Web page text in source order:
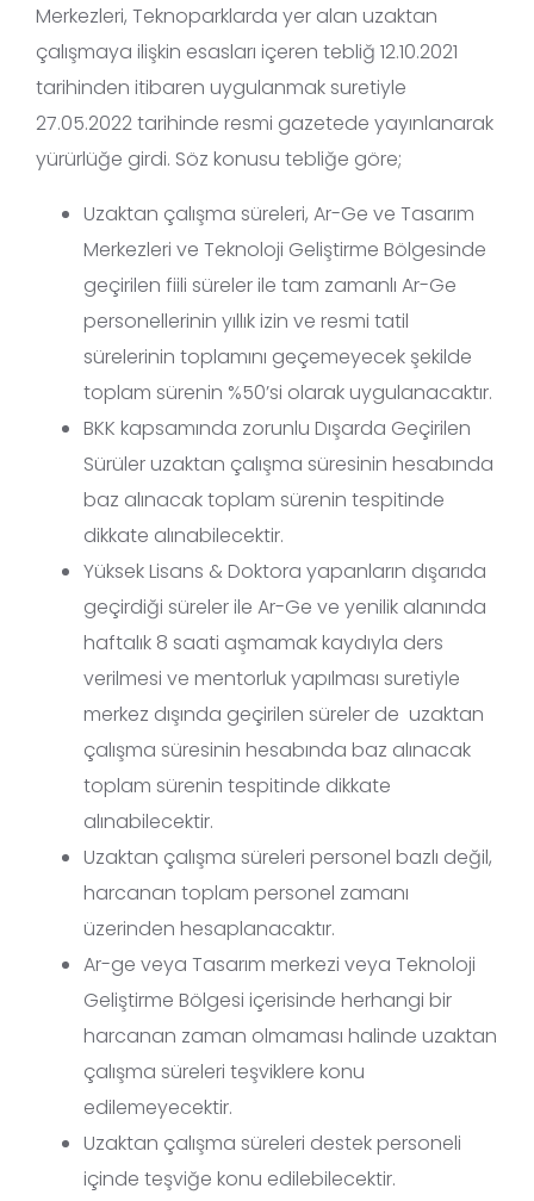
Merkezleri, Teknoparklarda yer alan uzaktan
çalışmaya ilişkin esasları içeren tebliğ 12.10.2021
tarihinden itibaren uygulanmak suretiyle
27.05.2022 tarihinde resmi gazetede yayınlanarak
yürürlüğe girdi. Söz konusu tebliğe göre;
Uzaktan çalışma süreleri, Ar-Ge ve Tasarım
Merkezleri ve Teknoloji Geliştirme Bölgesinde
geçirilen fiili süreler ile tam zamanlı Ar-Ge
personellerinin yıllık izin ve resmi tatil
sürelerinin toplamını geçemeyecek şekilde
toplam sürenin %50’si olarak uygulanacaktır.
BKK kapsamında zorunlu Dışarda Geçirilen
Sürüler uzaktan çalışma süresinin hesabında
baz alınacak toplam sürenin tespitinde
dikkate alınabilecektir.
Yüksek Lisans & Doktora yapanların dışarıda
geçirdiği süreler ile Ar-Ge ve yenilik alanında
haftalık 8 saati aşmamak kaydıyla ders
verilmesi ve mentorluk yapılması suretiyle
merkez dışında geçirilen süreler de uzaktan
çalışma süresinin hesabında baz alınacak
toplam sürenin tespitinde dikkate
alınabilecektir.
Uzaktan çalışma süreleri personel bazlı değil,
harcanan toplam personel zamanı
üzerinden hesaplanacaktır.
Ar-ge veya Tasarım merkezi veya Teknoloji
Geliştirme Bölgesi içerisinde herhangi bir
harcanan zaman olmaması halinde uzaktan
çalışma süreleri teşviklere konu
edilemeyecektir.
Uzaktan çalışma süreleri destek personeli
içinde teşviğe konu edilebilecektir.